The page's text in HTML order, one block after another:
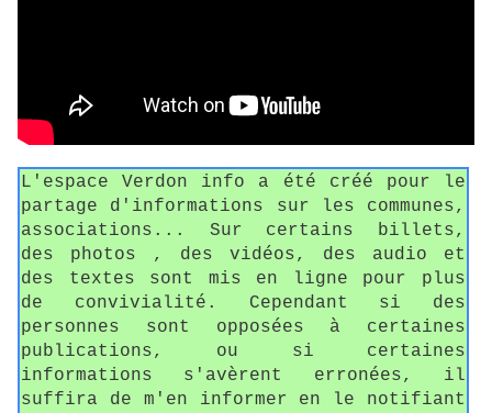
L'espace Verdon info a été créé pour le
partage d'informations sur les communes,
associations... Sur certains billets,
des photos , des vidéos, des audio et
des textes sont mis en ligne pour plus
de convivialité. Cependant si des
personnes sont opposées à certaines
publications, ou si certaines
informations s'avèrent erronées, il
suffira de m'en informer en le notifiant